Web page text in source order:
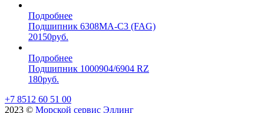
Подробнее
Подшипник 6308MA-C3 (FAG)
20150руб.
Подробнее
Подшипник 1000904/6904 RZ
180руб.
+7 8512 60 51 00
2023 ©️ Морской сервис Эллинг